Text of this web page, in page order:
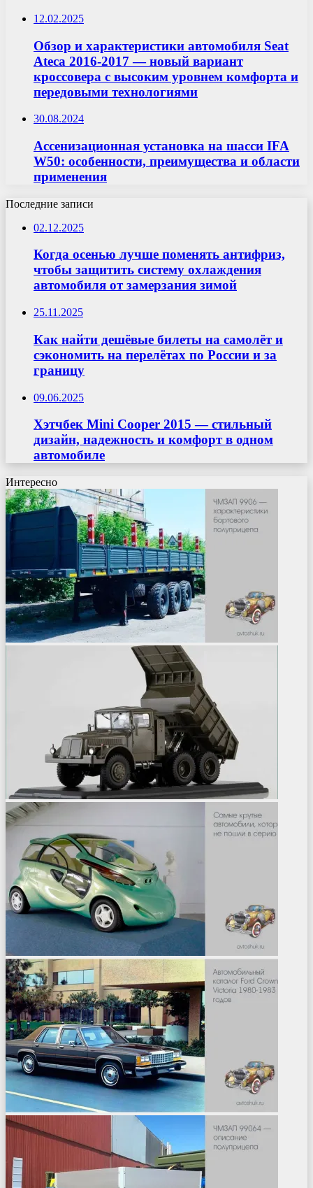
12.02.2025
Обзор и характеристики автомобиля Seat
Ateca 2016-2017 — новый вариант
кроссовера с высоким уровнем комфорта и
передовыми технологиями
30.08.2024
Ассенизационная установка на шасси IFA
W50: особенности, преимущества и области
применения
Последние записи
02.12.2025
Когда осенью лучше поменять антифриз,
чтобы защитить систему охлаждения
автомобиля от замерзания зимой
25.11.2025
Как найти дешёвые билеты на самолёт и
сэкономить на перелётах по России и за
границу
09.06.2025
Хэтчбек Mini Cooper 2015 — стильный
дизайн, надежность и комфорт в одном
автомобиле
Интересно